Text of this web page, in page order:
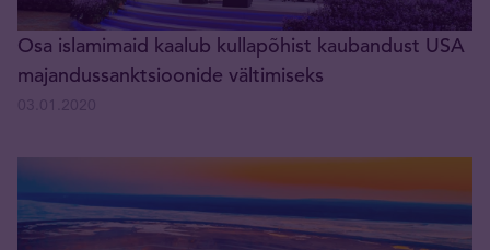
Osa islamimaid kaalub kullapõhist kaubandust USA
majandussanktsioonide vältimiseks